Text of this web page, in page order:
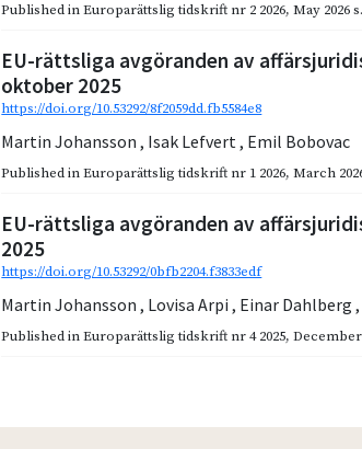
Published inEuroparättslig tidskrift nr 2 2026,May 2026
EU-rättsliga avgöranden av
oktober 2025
https://doi.org/10.53292/8f2059dd.fb5584e8
Martin Johansson, Isak Lefvert, Emil Bobovac
Published inEuroparättslig tidskrift nr 1 2026,March
EU-rättsliga avgöranden av
2025
https://doi.org/10.53292/0bfb2204.f3833edf
Martin Johansson, Lovisa Arpi, Einar Dahlberg,
Published inEuroparättslig tidskrift nr 4 2025,December